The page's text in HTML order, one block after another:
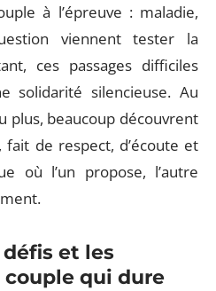
à l’épreuve : maladie,
viennent tester la
ces passages difficiles
solidarité silencieuse. Au
plus, beaucoup découvrent
de respect, d’écoute et
où l’un propose, l’autre
et les
couple qui dure